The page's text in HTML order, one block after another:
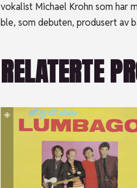
vokalist Michael Krohn som har
ble, som debuten, produsert av
RELATERTE